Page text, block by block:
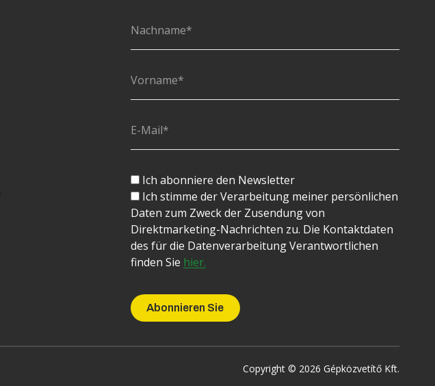
Ich abonniere den Newsletter
Ich stimme der Verarbeitung meiner persönlichen
Daten zum Zweck der Zusendung von
Direktmarketing-Nachrichten zu. Die Kontaktdaten
des für die Datenverarbeitung Verantwortlichen
finden Sie hier.
Copyright © 2026 Gépközvetítő Kft.